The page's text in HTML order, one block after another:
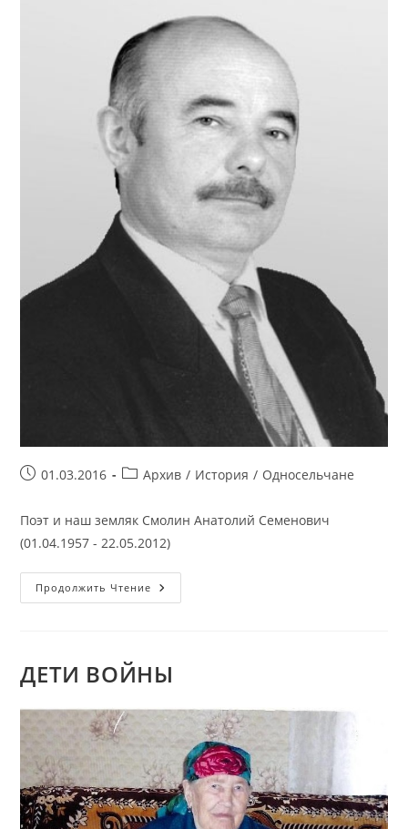
Запись01.03.2016
Рубрика
Архив / История / Односельчане
Поэт и наш земляк Смолин Анатолий Семенович
(01.04.1957 - 22.05.2012)
Продолжить Чтение Смолин
Анатолий
ДЕТИ ВОЙНЫ